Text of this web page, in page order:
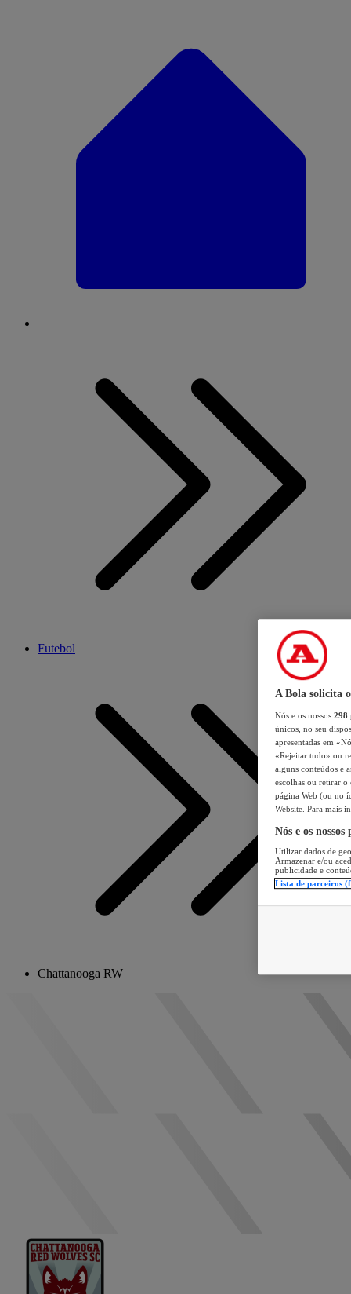
Futebol
Chattanooga RW
A Bola solicita
Nós e os nossos 298
únicos, no seu
apresentadas em
«Rejeitar tudo» ou
alguns conteúdos e
escolhas ou retirar
página Web (ou no
Website. Para mais
Nós e os
Utilizar dados de
Armazenar e/ou
publicidade e
Lista de parceiros